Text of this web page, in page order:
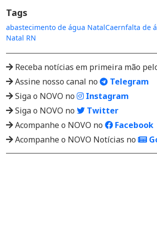
Tags
abastecimento de água NatalCaernfalta de
Natal RN
Receba notícias em primeira mão
Assine nosso canal no
Telegram
Siga o NOVO no
Instagram
Siga o NOVO no
Twitter
Acompanhe o NOVO no
Facebook
Acompanhe o NOVO Notícias no